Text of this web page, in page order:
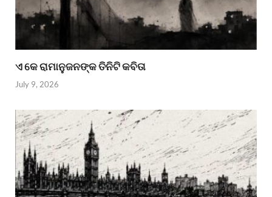
ଏ କେ ରାମାନୁଜନଙ୍କ ତିନିଟି କବିତା
July 9, 2026